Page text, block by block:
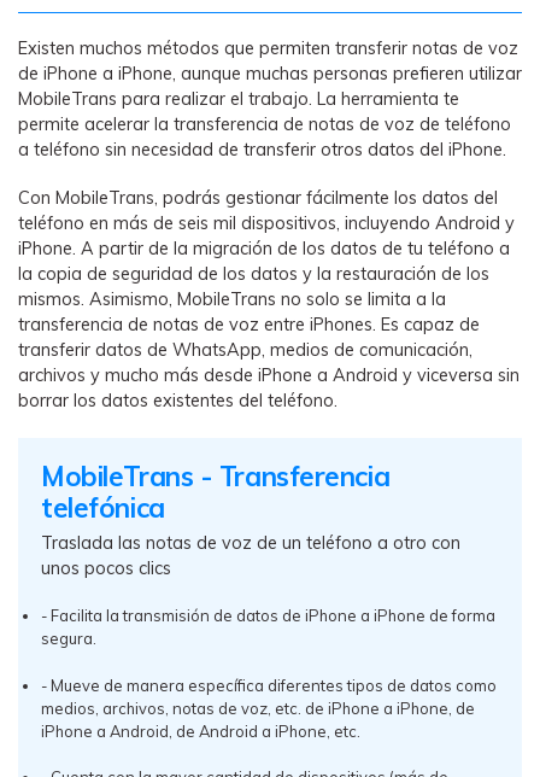
Existen muchos métodos que permiten transferir notas de voz
de iPhone a iPhone, aunque muchas personas prefieren utilizar
MobileTrans para realizar el trabajo. La herramienta te
permite acelerar la transferencia de notas de voz de teléfono
a teléfono sin necesidad de transferir otros datos del iPhone.
Con MobileTrans, podrás gestionar fácilmente los datos del
teléfono en más de seis mil dispositivos, incluyendo Android y
iPhone. A partir de la migración de los datos de tu teléfono a
la copia de seguridad de los datos y la restauración de los
mismos. Asimismo, MobileTrans no solo se limita a la
transferencia de notas de voz entre iPhones. Es capaz de
transferir datos de WhatsApp, medios de comunicación,
archivos y mucho más desde iPhone a Android y viceversa sin
borrar los datos existentes del teléfono.
MobileTrans - Transferencia
telefónica
Traslada las notas de voz de un teléfono a otro con
unos pocos clics
- Facilita la transmisión de datos de iPhone a iPhone de forma
segura.
- Mueve de manera específica diferentes tipos de datos como
medios, archivos, notas de voz, etc. de iPhone a iPhone, de
iPhone a Android, de Android a iPhone, etc.